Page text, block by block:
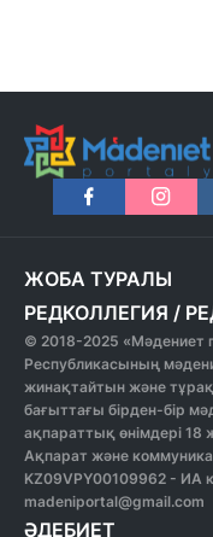
ЖОБА ТУРАЛЫ
РЕДКОЛЛЕГИЯ /
© 2018-2025 «Мәдениет
Республикасының
жинақтайтын және
бағыттағы бірден-бір
ақпараттық өнімдері 18
Ақпарат және
KZ09VPY00109962 - ИА
madeniportal@gmail.com
ӘДЕБИЕТ